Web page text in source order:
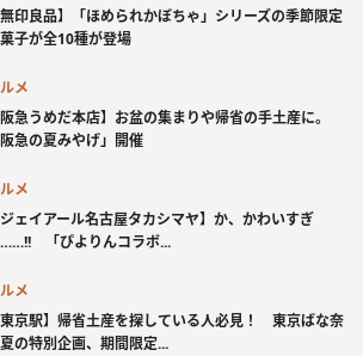
無印良品】「ほめられかぼちゃ」シリーズの季節限定
子が全10種が登場
メ
阪急うめだ本店】お盆の集まりや帰省の手土産に。
阪急の夏みやげ」開催
メ
ジェイアール名古屋タカシマヤ】か、かわいすぎ
「ぴよりんコラボ...
メ
東京駅】帰省土産を探している人必見！ 東京ばな奈
の特別企画、期間限定...